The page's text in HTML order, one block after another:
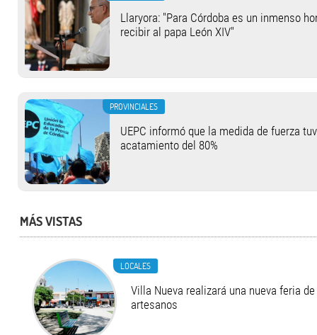
Llaryora: "Para Córdoba es un inmenso
recibir al papa León XIV"
PROVINCIALES
UEPC informó que la medida de fuerza
acatamiento del 80%
MÁS VISTAS
LOCALES
Villa Nueva realizará una nueva feria
artesanos